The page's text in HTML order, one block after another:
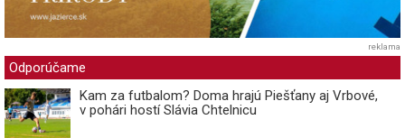
reklama
Odporúčame
Kam za futbalom? Doma hrajú Piešťany aj Vrbové,
v pohári hostí Slávia Chtelnicu